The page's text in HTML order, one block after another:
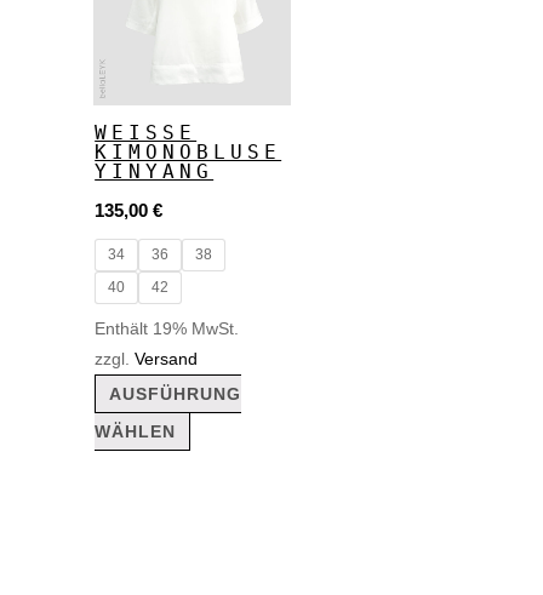
WEISSE
KIMONOBLUSE
YINYANG
135,00€
34 36
38
40
42
Enthält 19% MwSt.
zzgl.Versand
AUSFÜHRUNG
WÄHLEN
mehrere
Varianten
Die
auf
Produktseite
gewählt
werden